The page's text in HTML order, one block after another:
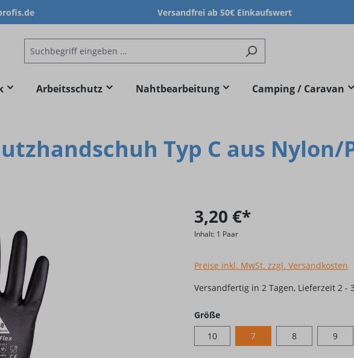
Versandfrei ab 50€ Einkaufswert
Arbeitsschutz Nahtbearbeitung Camping / Caravan
Typ C aus Nylon/
3,20 €*
Inhalt: 1 Paar
Preise inkl. MwSt. zzgl. Versandkosten
Versandfertig in 2 Tagen, Lieferzeit 2 -
Größeauswählen
10
7 8 9